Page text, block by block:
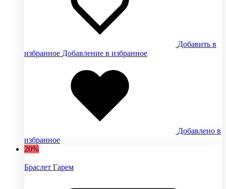
Добавить в
избранное Добавление в избранное
Добавлено в
избранное
20%
Браслет Гарем